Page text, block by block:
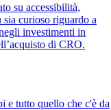
su accessibilità,
curioso riguardo a
investimenti in
di CRO.
e tutto quello che c'è da